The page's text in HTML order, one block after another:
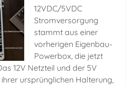
12VDC/5VDC
Stromversorgung
stammt aus einer
vorherigen Eigenbau-
Powerbox, die jetzt
12V Netzteil und der 5V
ursprünglichen Halterung,